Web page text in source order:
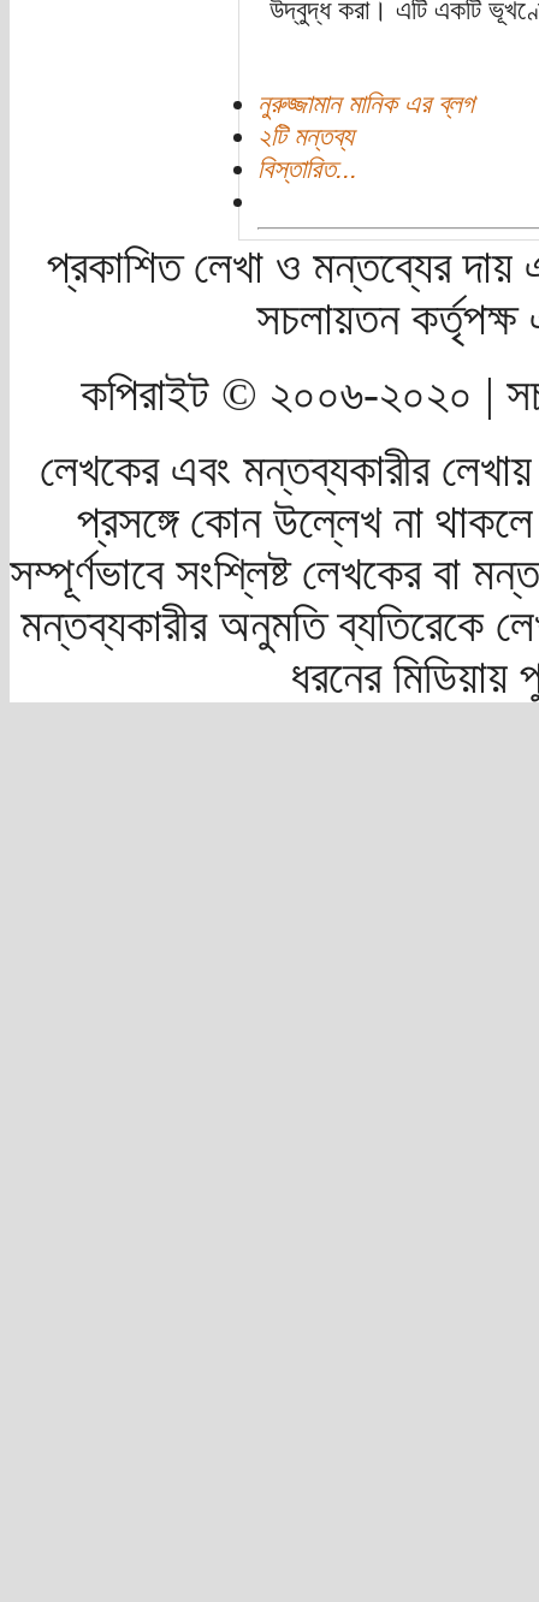
উদ্বুদ্ধ করা। এটি একটি
নুরুজ্জামান মানিক এর ব্লগ
২টি মন্তব্য
বিস্তারিত...
প্রকাশিত লেখা ও মন্তব্যের দায়
সচলায়তন
কপিরাইট © ২০০৬-২০২০ |
লেখকের এবং মন্তব্যকারীর
প্রসঙ্গে কোন উল্লেখ না
সম্পূর্ণভাবে সংশ্লিষ্ট লেখকের বা
মন্তব্যকারীর অনুমতি ব্যতিরেকে
ধরনের মিডিয়ায়